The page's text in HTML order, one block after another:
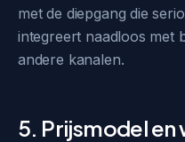
met de diepgang die
integreert naadloos met
andere kanalen.
5. Prijsmodel en